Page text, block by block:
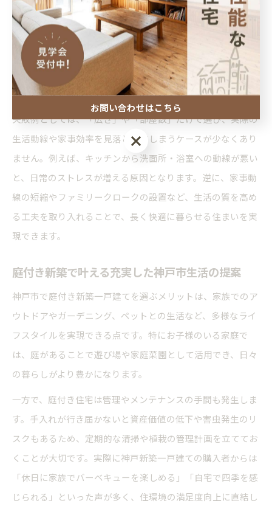
来のライフスタイル変化に柔軟に対応できる設計です。例え
ば、リビングを中心とした開放的な空間づくりや、収納スペ
ースの充実、動線の良さは、住み心地を左右する重要要素と
なります。神戸市の新築一戸建てでは、敷地の形状や周辺環
境に合わせた間取りの工夫も求められます。
失敗例としては、「広さ」や「部屋数」だけで選び、実際の
生活動線や家事効率を見落としてしまうケースが少なくあり
ません。例えば、キッチンから洗面所・浴室への動線が悪い
と、日常のストレスが増える原因となります。逆に、家事動
線の短縮やファミリークロークの設置など、生活の質を高め
る工夫を取り入れることで、長く快適に暮らせる住まいを実
現できます。
庭付き新築で叶える充実した神戸市生活の提案
神戸市で庭付き新築一戸建てを選ぶメリットは、家族でのア
ウトドアやガーデニング、ペットとの生活など、多様なライ
フスタイルを実現できる点です。特にお子様のいる家庭で
は、庭があることで遊び場や家庭菜園として活用でき、日々
の暮らしがより豊かになります。
一方で、庭付き住宅は管理やメンテナンスの手間も発生しま
す。手入れが行き届かないと資産価値の低下や害虫発生のリ
スクもあるため、定期的な清掃や植栽の管理計画を立ててお
くことが大切です。実際に神戸新築一戸建ての購入者からは
「休日に家族でバーベキューを楽しめる」「自宅で四季を感
じられる」といった声が多く、住環境の満足度向上に直結し
お問い合わせはこちら
お問い合わせはこちら